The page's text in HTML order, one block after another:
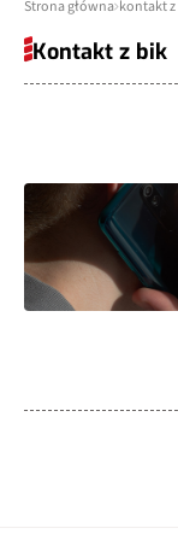
Strona główna kontakt z
Kontakt z bik